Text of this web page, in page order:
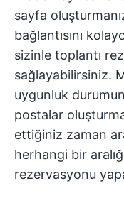
sayfa
bağlantısını
sizinle toplantı
sağlayabilirsiniz.
uygunluk
postalar
ettiğiniz zaman
herhangi bir
rezervasyonu